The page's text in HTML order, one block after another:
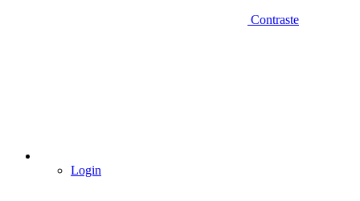
Contraste
Login